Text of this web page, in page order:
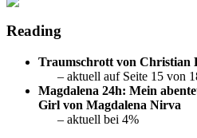
Reading
Traumschrott von Christian
– aktuell auf Seite 15 von
Magdalena 24h: Mein
Girl von Magdalena Nirva
– aktuell bei 4%